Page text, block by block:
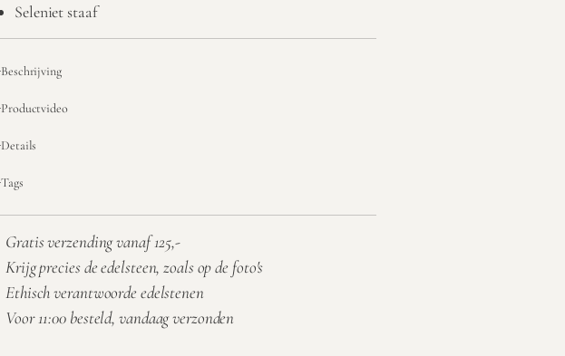
Seleniet staaf
Beschrijving
Productvideo
Details
Tags
Gratis verzending vanaf 125,-
Krijg precies de edelsteen, zoals op de foto's
Ethisch verantwoorde edelstenen
Voor 11:00 besteld, vandaag verzonden